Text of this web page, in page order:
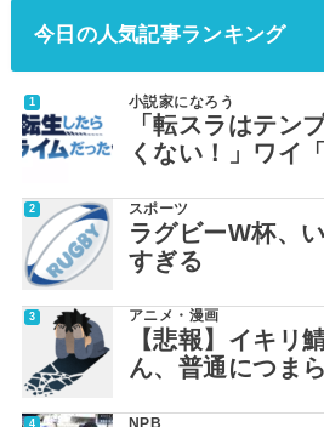
今日の人気記事ランキング
小説家になろう
「転スラはテン
くない！」ワイ
スポーツ
ラグビーW杯、
すぎる
アニメ・漫画
【悲報】イキリ
ん、普通につま
NPB